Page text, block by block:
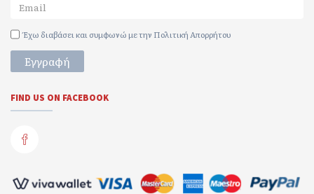
Έχω διαβάσει και συμφωνώ με την Πολιτική Απορρήτου
Εγγραφή
FIND US ON FACEBOOK